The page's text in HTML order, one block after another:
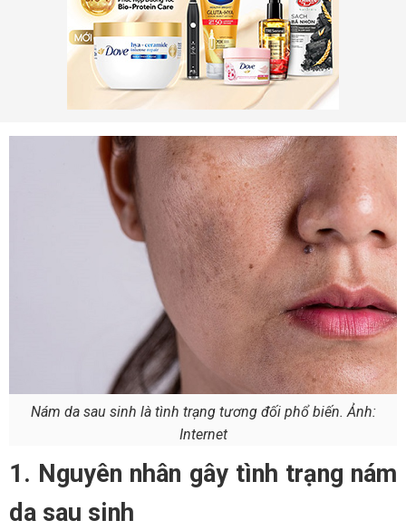
Nám da sau sinh là tình trạng tương đối phổ biến. Ảnh:
Internet
1. Nguyên nhân gây tình trạng nám
da sau sinh